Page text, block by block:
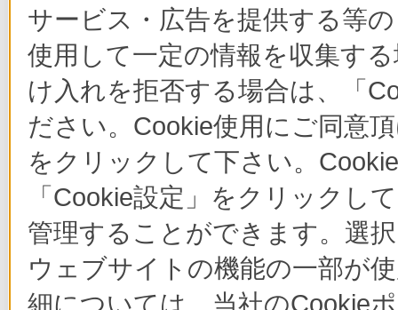
サービス・広告を提供する等
使用して一定の情報を収集す
け入れを拒否する場合は、「
ださい。Cookie使用にご同意
をクリックして下さい。
「Cookie設定」をクリックし
管理することができます。選
ウェブサイトの機能の一部が
細については、当社のCookie